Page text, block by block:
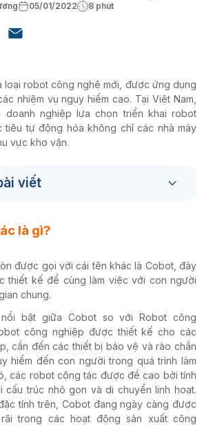
05/01/2022 8 phút
loại robot công nghệ mới, được ứng dụng
nhiệm vụ nguy hiểm cao. Tại Việt Nam,
doanh nghiệp lựa chọn triển khai robot
tiêu tự động hóa không chỉ các nhà máy
vực kho vận.
viết
là gì?
được gọi với cái tên khác là Cobot, đây
thiết kế để cùng làm việc với con người
chung.
bật giữa Cobot so với Robot công
công nghiệp được thiết kế cho các
cần đến các thiết bị bảo vệ và rào chắn
hiểm đến con người trong quá trình làm
các robot cộng tác được đề cao bởi tính
cấu trúc nhỏ gọn và di chuyển linh hoạt.
tính trên, Cobot đang ngày càng được
trong các hoạt động sản xuất công